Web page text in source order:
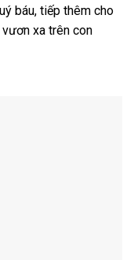
báu, tiếp thêm cho
xa trên con